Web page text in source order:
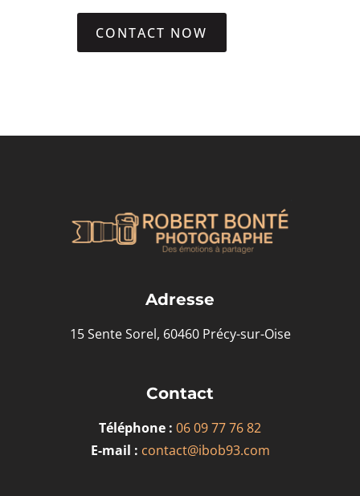
CONTACT NOW
Adresse
15 Sente Sorel, 60460 Précy-sur-Oise
Contact
Téléphone : 06 09 77 76 82
E-mail : contact@ibob93.com